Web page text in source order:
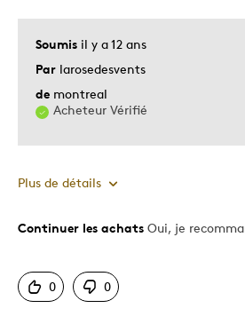
Soumis il y a 12 ans
Par larosedesvents
de montreal
Acheteur Vérifié
Plus de détails
Le pour
Motif attrayant
Continuer les achats Oui, je
0 0